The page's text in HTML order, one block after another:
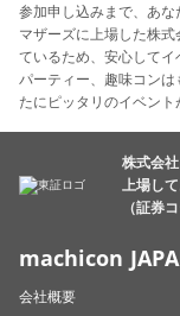
参加申し込みまで、あ
マザーズに上場した株
ているため、安心して
パーティー、趣味コン
たにピッタリのイベント
株式会
上場して
（証券
machicon
会社概要